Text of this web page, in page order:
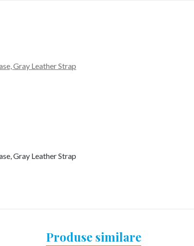
Gray Leather Strap
Gray Leather Strap
Produse similare